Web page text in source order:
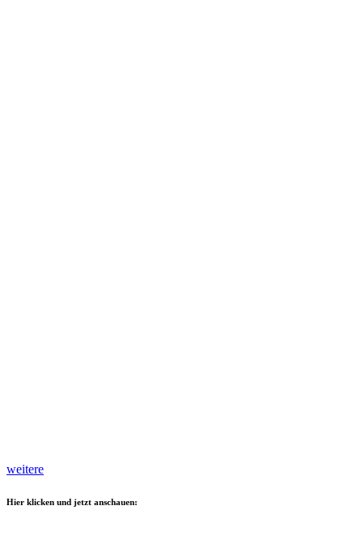
weitere
Hier klicken und jetzt anschauen: